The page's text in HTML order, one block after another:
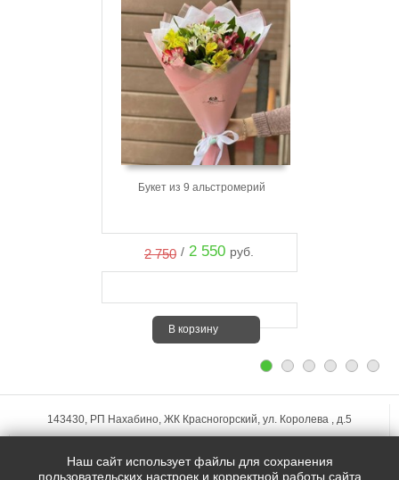
Букет из 9 альстромерий
2 750 / 2 550 руб.
В корзину
143430, РП Нахабино, ЖК Красногорский, ул. Королева , д.5
255-74-75
zakaz@mfstudio.ru
Наш сайт использует файлы для сохранения
пользовательских настроек и корректной работы сайта